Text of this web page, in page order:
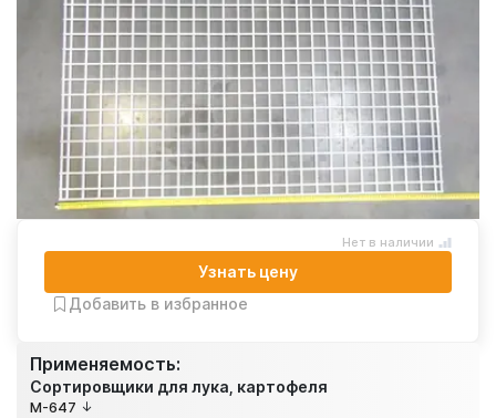
Применяемость:
Сортировщики для лука, картофеля
M-647
Нет в наличии
Узнать цену
Добавить в избранное